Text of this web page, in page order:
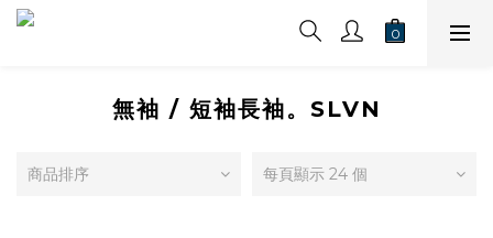
無袖 / 短袖長袖。SLVN
商品排序 每頁顯示 24 個